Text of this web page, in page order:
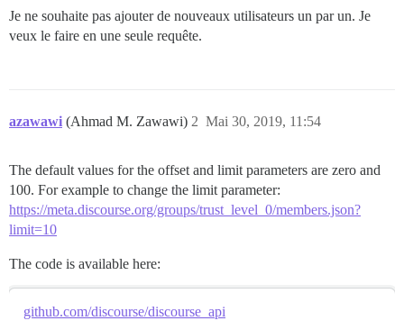
Je ne souhaite pas ajouter de nouveaux utilisateurs un par un. Je
veux le faire en une seule requête.
azawawi (Ahmad M. Zawawi) Mai 30, 2019, 11:54
2
The default values for the offset and limit parameters are zero and
100. For example to change the limit parameter:
https://meta.discourse.org/groups/trust_level_0/members.json?
limit=10
The code is available here:
github.com/discourse/discourse_api